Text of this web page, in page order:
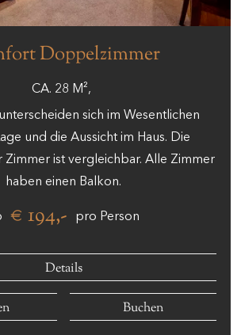
Buchen
Doppelzimmer
CA. 28 M²
sich im Wesentlichen
und die Aussicht im Haus. Die
Zimmer ist vergleichbar. Alle Zimmer
haben einen Balkon.
€ 194,- pro Person
Details